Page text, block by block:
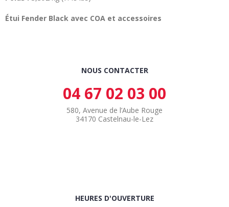
Étui Fender Black avec COA et accessoires
NOUS CONTACTER
04 67 02 03 00
580, Avenue de l’Aube Rouge
34170 Castelnau-le-Lez
HEURES D'OUVERTURE